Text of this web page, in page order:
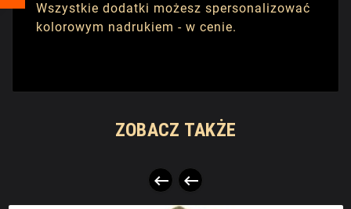
Wszystkie dodatki możesz spersonalizować
kolorowym nadrukiem - w cenie.
ZOBACZ TAKŻE
 